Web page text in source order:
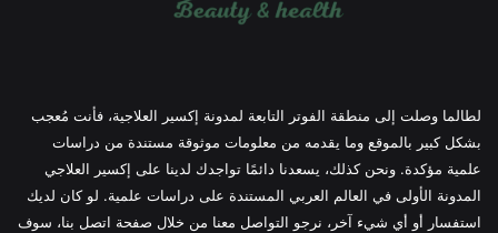
لطالما وصلت إلى منطقة الفوتر التابعة لمدونة إكسير العلاجية، فأنت مُعجب
بشكل كبير بالموقع وما يقدمه من معلومات موثوقة مستندة من دراسات
علمية مؤكدة. ونحن كذلك، يسعدنا دائمًا تواجدك لدينا على إكسير العلاجي
المدونة الأولى في العالم العربي المستندة على دراسات علمية. لو كان لديك
استفسار أو أي شيء آخر، نرجو التواصل معنا من خلال صفحة اتصل بنا، سوف